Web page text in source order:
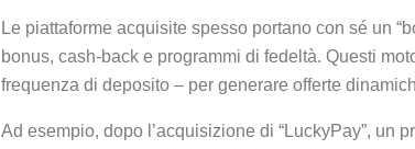
Le piattaforme acquisite spesso portano con sé un
bonus, cash‑back e programmi di fedeltà. Questi
frequenza di deposito – per generare offerte
Ad esempio, dopo l’acquisizione di “LuckyPay”, un